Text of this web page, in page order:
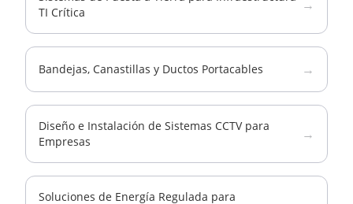
TI Crítica
→
Bandejas, Canastillas y Ductos Portacables →
Diseño e Instalación de Sistemas CCTV para
Empresas
→
Soluciones de Energía Regulada para